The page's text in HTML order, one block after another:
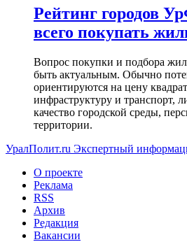
Рейтинг городов
всего покупать
Вопрос покупки и подбора
быть актуальным. Обычно
ориентируются на цену
инфраструктуру и транспорт,
качество городской среды,
территории.
УралПолит.ru Экспертный
О проекте
Реклама
RSS
Архив
Редакция
Вакансии